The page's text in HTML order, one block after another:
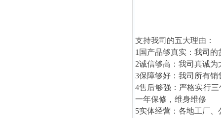
支持我司的五大理由：
1国产品够真实：我司
2诚信够高：我司真诚
3保障够好：我司所有
4售后够强：严格实行
一年保修，维身维修
5实体经营：各地工厂